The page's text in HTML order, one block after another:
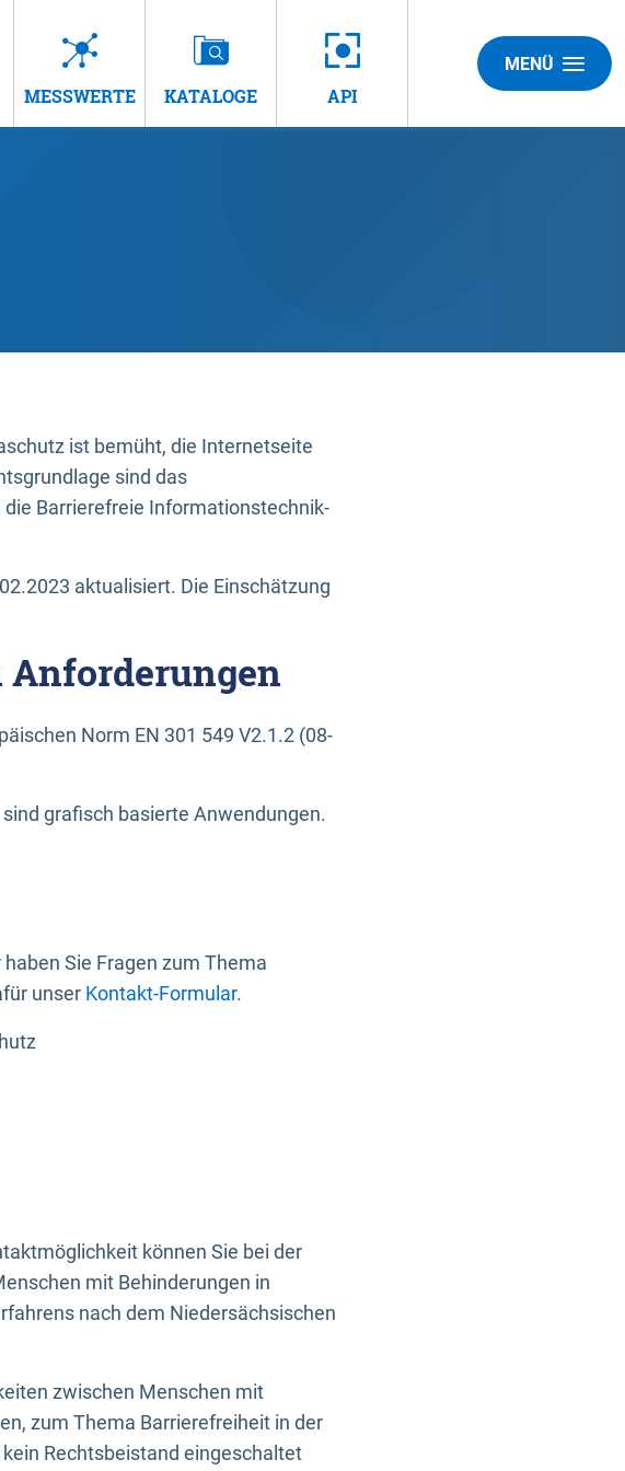
MESSWERTE KATALOGE API
MENÜ
ist bemüht, die Internetseite
sind das
Barrierefreie Informationstechnik-
aktualisiert. Die Einschätzung
Norm EN 301 549 V2.1.2 (08-
grafisch basierte Anwendungen.
Sie Fragen zum Thema
unser Kontakt-Formular.
können Sie bei der
mit Behinderungen in
nach dem Niedersächsischen
zwischen Menschen mit
zum Thema Barrierefreiheit in der
Rechtsbeistand eingeschaltet